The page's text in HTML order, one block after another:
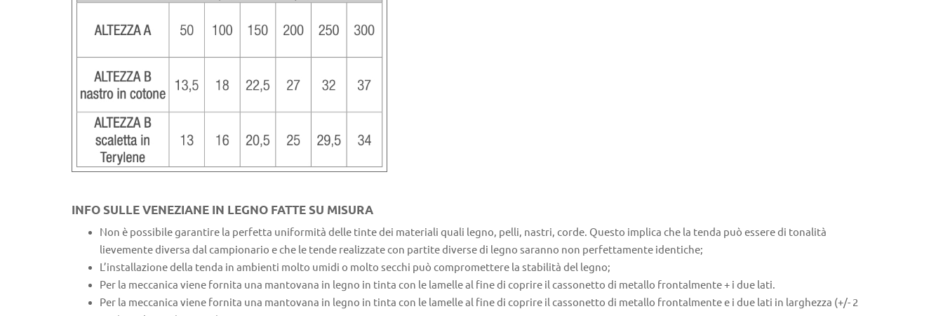
INFO SULLE VENEZIANE IN LEGNO FATTE SU MISURA
Non è possibile garantire la perfetta uniformità delle tinte dei materiali quali legno, pelli, nastri, corde. Questo implica che la tenda può essere di tonalità
lievemente diversa dal campionario e che le tende realizzate con partite diverse di legno saranno non perfettamente identiche;
L’installazione della tenda in ambienti molto umidi o molto secchi può compromettere la stabilità del legno;
Per la meccanica viene fornita una mantovana in legno in tinta con le lamelle al fine di coprire il cassonetto di metallo frontalmente + i due lati.
Per la meccanica viene fornita una mantovana in legno in tinta con le lamelle al fine di coprire il cassonetto di metallo frontalmente e i due lati in larghezza (+/- 2